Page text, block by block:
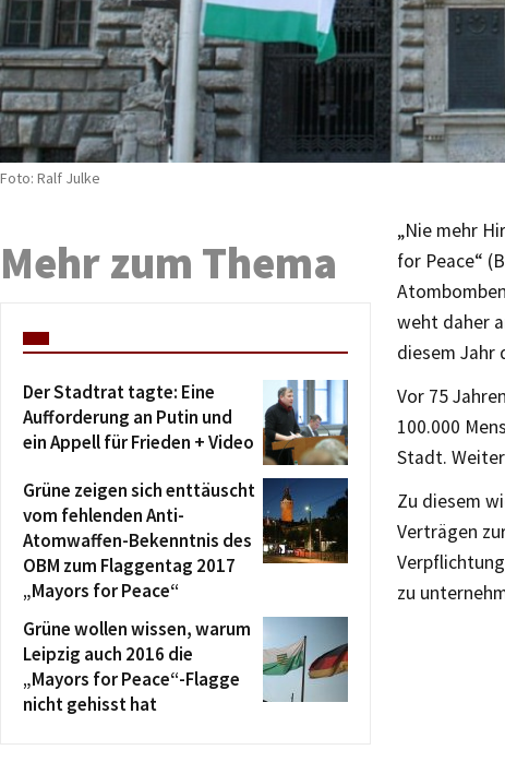
Foto: Ralf Julke
„Nie mehr
for Peace“
weht daher
diesem Jahr
Vor 75
100.000
Stadt.
Zu diesem
Verträgen
zu
Mehr zum Thema
Der Stadtrat tagte: Eine
Aufforderung an Putin und
ein Appell für Frieden + Video
Grüne zeigen sich enttäuscht
vom fehlenden Anti-
Atomwaffen-Bekenntnis des
OBM zum Flaggentag 2017
„Mayors for Peace“
Grüne wollen wissen, warum
Leipzig auch 2016 die
„Mayors for Peace“-Flagge
nicht gehisst hat